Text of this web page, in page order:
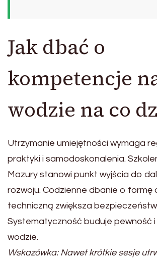
Jak dbać o
kompetencje
wodzie na co
Utrzymanie umiejętności wymaga
praktyki i samodoskonalenia.
Mazury stanowi punkt wyjścia do
rozwoju. Codzienne dbanie o formę
techniczną zwiększa
Systematyczność buduje pewność i
wodzie.
Wskazówka: Nawet krótkie sesje